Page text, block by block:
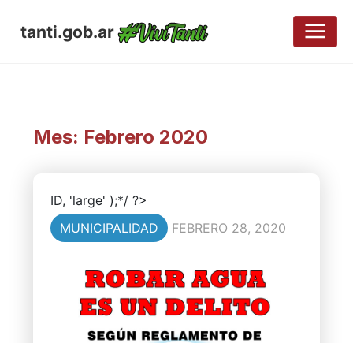
tanti.gob.ar
Mes: Febrero 2020
ID, 'large' );*/ ?>
MUNICIPALIDAD
FEBRERO 28, 2020